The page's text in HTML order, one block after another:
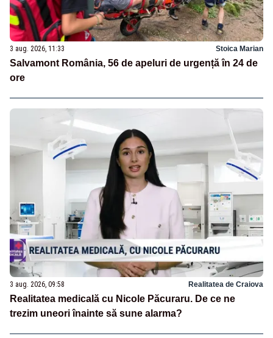
3 aug. 2026, 11:33 Stoica Marian
Salvamont România, 56 de apeluri de urgență în 24 de
ore
3 aug. 2026, 09:58 Realitatea de Craiova
Realitatea medicală cu Nicole Păcuraru. De ce ne
trezim uneori înainte să sune alarma?